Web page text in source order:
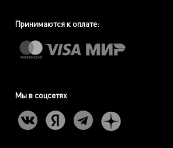
Принимаются к оплате:
Мы в соцсетях